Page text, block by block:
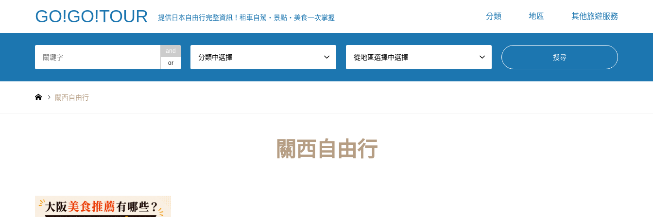
GO!GO!TOUR 提供日本自由行完整資訊！租車自駕・景點・美食一次掌握 分類 地區 其他旅遊服務
and
or
分類中選擇 從地區選擇中選擇
關西自由行
關西自由行